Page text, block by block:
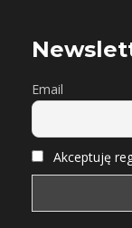
Email
Akceptuję